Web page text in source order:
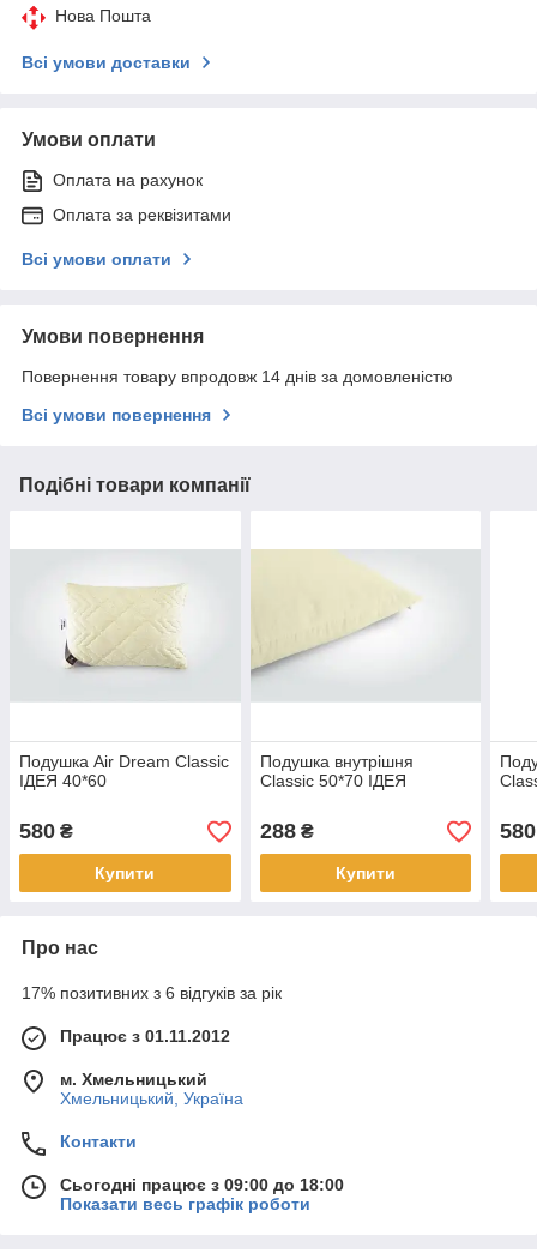
Нова Пошта
Всі умови доставки
Умови оплати
Оплата на рахунок
Оплата за реквізитами
Всі умови оплати
Умови повернення
Повернення товару впродовж 14 днів за домовленістю
Всі умови повернення
Подібні товари компанії
Подушка Air Dream Classic
ІДЕЯ 40*60
580 ₴
Купити
Подушка внутрішня
Classic 50*70 ІДЕЯ
288₴
Купити
580
Про нас
17% позитивних з 6 відгуків за рік
Працює з 01.11.2012
м. Хмельницький
Хмельницький, Україна
Контакти
Сьогодні працює з 09:00 до 18:00
Показати весь графік роботи